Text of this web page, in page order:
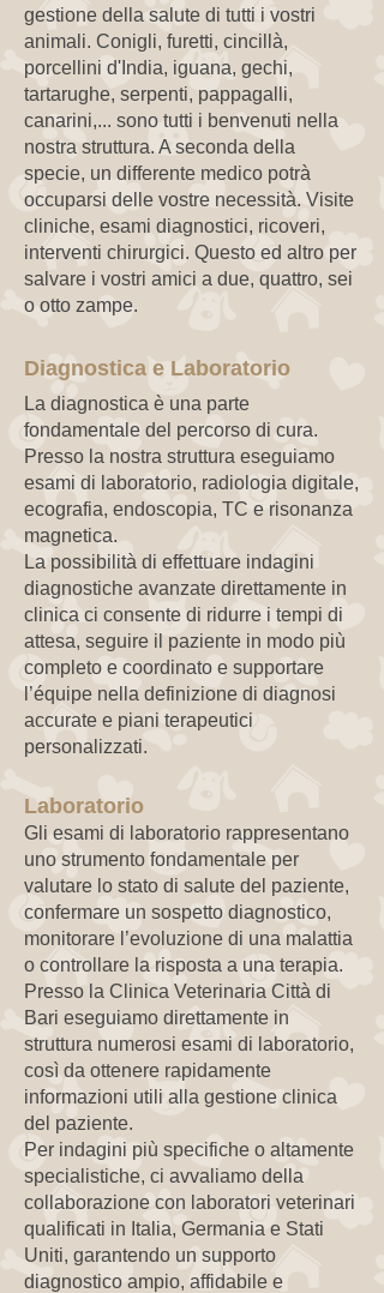
gestione della salute di tutti i vostri
animali. Conigli, furetti, cincillà,
porcellini d'India, iguana, gechi,
tartarughe, serpenti, pappagalli,
canarini,... sono tutti i benvenuti nella
nostra struttura. A seconda della
specie, un differente medico potrà
occuparsi delle vostre necessità. Visite
cliniche, esami diagnostici, ricoveri,
interventi chirurgici. Questo ed altro per
salvare i vostri amici a due, quattro, sei
o otto zampe.
Diagnostica e Laboratorio
La diagnostica è una parte
fondamentale del percorso di cura.
Presso la nostra struttura eseguiamo
esami di laboratorio, radiologia digitale,
ecografia, endoscopia, TC e risonanza
magnetica.
La possibilità di effettuare indagini
diagnostiche avanzate direttamente in
clinica ci consente di ridurre i tempi di
attesa, seguire il paziente in modo più
completo e coordinato e supportare
l’équipe nella definizione di diagnosi
accurate e piani terapeutici
personalizzati.
Laboratorio
Gli esami di laboratorio rappresentano
uno strumento fondamentale per
valutare lo stato di salute del paziente,
confermare un sospetto diagnostico,
monitorare l’evoluzione di una malattia
o controllare la risposta a una terapia.
Presso la Clinica Veterinaria Città di
Bari eseguiamo direttamente in
struttura numerosi esami di laboratorio,
così da ottenere rapidamente
informazioni utili alla gestione clinica
del paziente.
Per indagini più specifiche o altamente
specialistiche, ci avvaliamo della
collaborazione con laboratori veterinari
qualificati in Italia, Germania e Stati
Uniti, garantendo un supporto
diagnostico ampio, affidabile e